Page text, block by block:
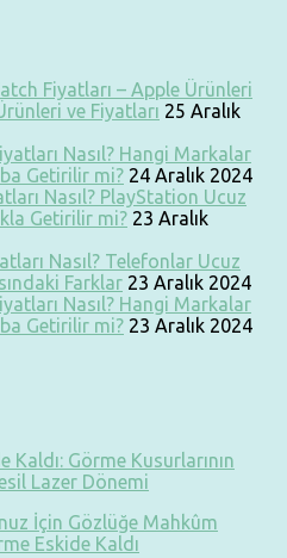
Fiyatları – Apple Ürünleri
ve Fiyatları 25 Aralık
Nasıl? Hangi Markalar
Getirilir mi? 24 Aralık 2024
Nasıl? PlayStation Ucuz
Getirilir mi? 23 Aralık
Nasıl? Telefonlar Ucuz
Farklar 23 Aralık 2024
Nasıl? Hangi Markalar
Getirilir mi? 23 Aralık 2024
Kaldı: Görme Kusurlarının
Lazer Dönemi
İçin Gözlüğe Mahkûm
Eskide Kaldı